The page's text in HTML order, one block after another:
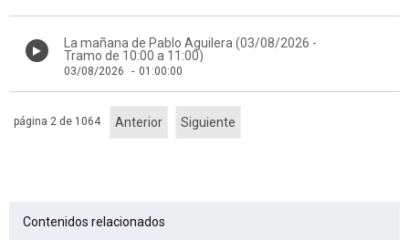
La mañana de Pablo Aguilera (03/08/2026 -
Tramo de 10:00 a 11:00)
03/08/2026 - 01:00:00
Anterior Siguiente
página 2 de 1064
Contenidos relacionados